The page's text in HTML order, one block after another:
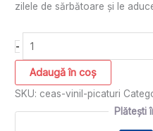
zilele de sărbătoare și le
-
Adaugă în coș
SKU: ceas-vinil-picaturi
Plătești